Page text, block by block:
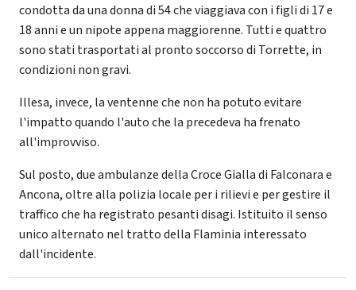
condotta da una donna di 54 che viaggiava con i figli di 17 e
18 anni e un nipote appena maggiorenne. Tutti e quattro
sono stati trasportati al pronto soccorso di Torrette, in
condizioni non gravi.
Illesa, invece, la ventenne che non ha potuto evitare
l'impatto quando l'auto che la precedeva ha frenato
all'improvviso.
Sul posto, due ambulanze della Croce Gialla di Falconara e
Ancona, oltre alla polizia locale per i rilievi e per gestire il
traffico che ha registrato pesanti disagi. Istituito il senso
unico alternato nel tratto della Flaminia interessato
dall'incidente.